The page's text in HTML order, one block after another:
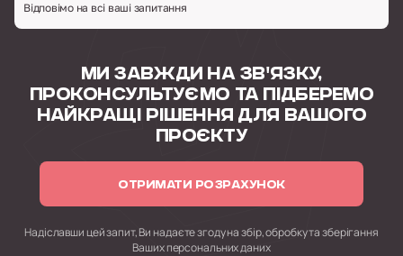
Відповімо на всі ваші запитання
МИ ЗАВЖДИ НА ЗВ'ЯЗКУ,
ПРОКОНСУЛЬТУЄМО ТА ПІДБЕРЕМО
НАЙКРАЩІ РІШЕННЯ ДЛЯ ВАШОГО
ПРОЄКТУ
ОТРИМАТИ РОЗРАХУНОК
Надіславши цей запит, Ви надаєте згоду на збір, обробкута зберігання
Ваших персональних даних